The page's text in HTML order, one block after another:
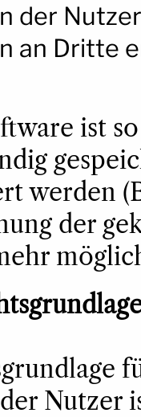
der
an Dritte
ist
werden
der
Nutzer